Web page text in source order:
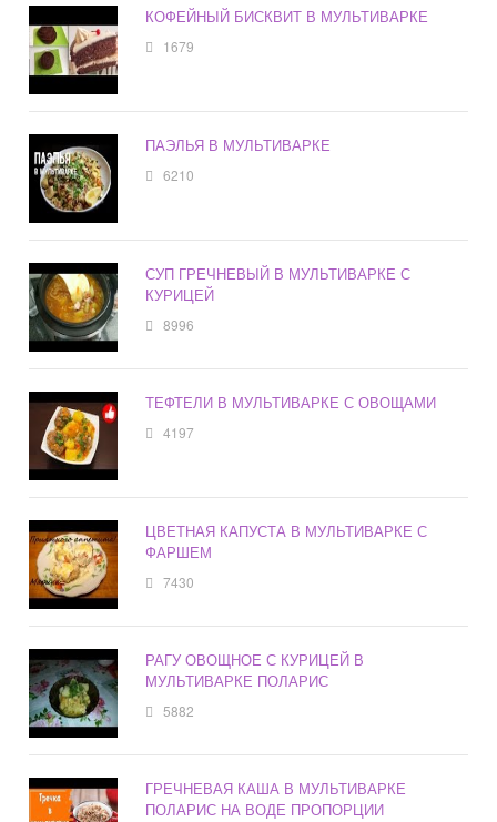
КОФЕЙНЫЙ БИСКВИТ В МУЛЬТИВАРКЕ
1679
ПАЭЛЬЯ В МУЛЬТИВАРКЕ
6210
СУП ГРЕЧНЕВЫЙ В МУЛЬТИВАРКЕ С
КУРИЦЕЙ
8996
ТЕФТЕЛИ В МУЛЬТИВАРКЕ С ОВОЩАМИ
4197
ЦВЕТНАЯ КАПУСТА В МУЛЬТИВАРКЕ С
ФАРШЕМ
7430
РАГУ ОВОЩНОЕ С КУРИЦЕЙ В
МУЛЬТИВАРКЕ ПОЛАРИС
5882
ГРЕЧНЕВАЯ КАША В МУЛЬТИВАРКЕ
ПОЛАРИС НА ВОДЕ ПРОПОРЦИИ